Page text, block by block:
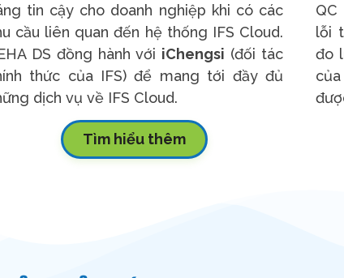
tin cậy cho doanh nghiệp khi có các
cầu liên quan đến hệ thống IFS Cloud.
DS đồng hành với iChengsi (đối tác
thức của IFS) để mang tới đầy đủ
dịch vụ về IFS Cloud.
Tìm hiểu thêm
QC
lỗi
đo